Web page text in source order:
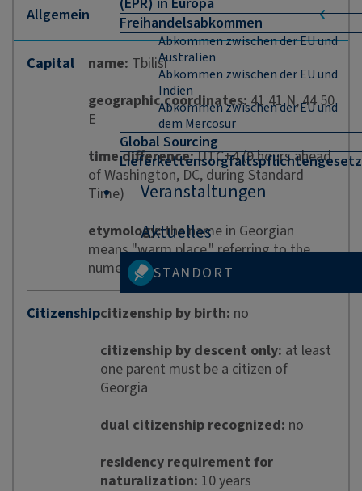
Freihandelsabkommen
Abkommen zwischen der EU und
Australien
Abkommen zwischen der EU und
Indien
Abkommen zwischen der EU und
dem Mercosur
Global Sourcing
Lieferkettensorgfaltspflichtengesetz
Veranstaltungen
Aktuelles
STANDORT
Capital name:Tbilisi
geographic coordinates:41 41 N, 44 50
E
time difference:UTC+4 (9 hours ahead
of Washington, DC, during Standard
Time)
etymology:the name in Georgian
means "warm place," referring to the
numerous sulfuric hot springs in the area
Citizenshipcitizenship by birth: no
citizenship by descent only: at least
one parent must be a citizen of
Georgia
dual citizenship recognized: no
residency requirement for
naturalization: 10 years